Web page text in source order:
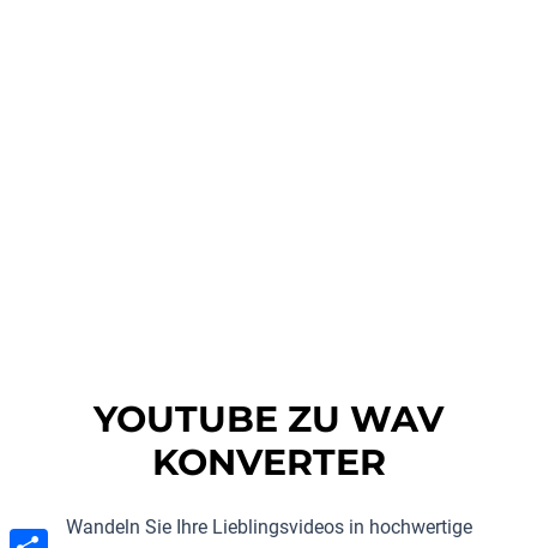
YOUTUBE ZU WAV
KONVERTER
Wandeln Sie Ihre Lieblingsvideos in hochwertige